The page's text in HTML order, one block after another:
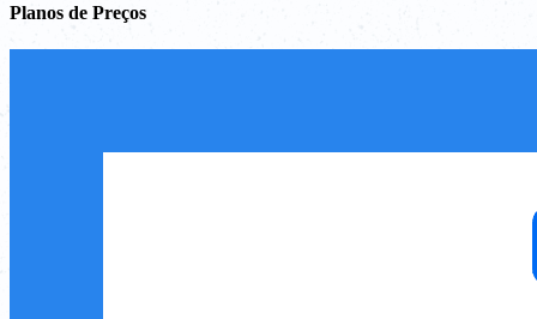
Planos de Preços